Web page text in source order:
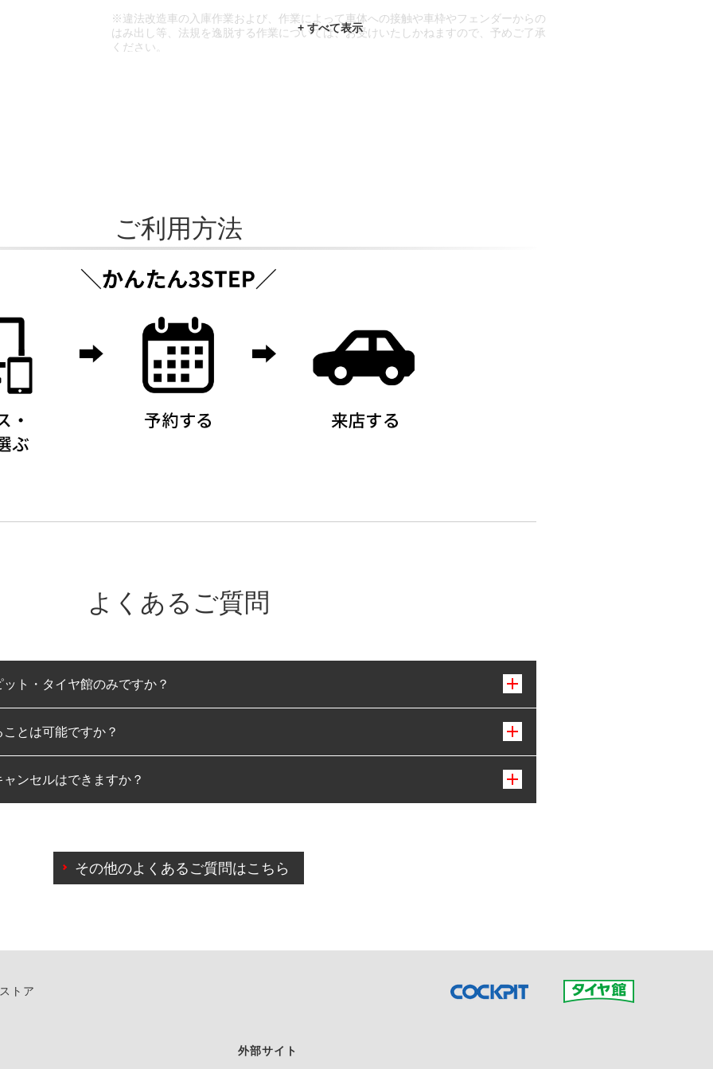
※違法改造車の入庫作業および、作業によって車体への接触や車枠やフェンダーからの
はみ出し等、法規を逸脱する作業については、お受けいたしかねますので、予めご了承
ください。
ご利用方法
よくあるご質問
ト・タイヤ館のみですか？
みとなります。
とは可能ですか？
可能です。
ンセルはできますか？
によりご予約のキャンセルをご希望の際は、直接ご予約いただいた店舗へご連絡くださ
その他のよくあるご質問はこちら
トア
外部サイト